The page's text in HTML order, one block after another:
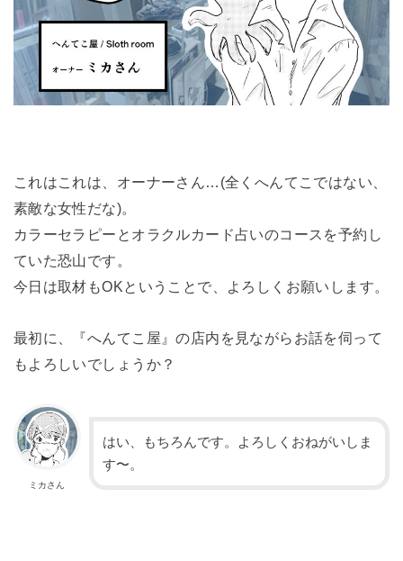
これはこれは、オーナーさん…(全くへんてこではない、
素敵な女性だな)。
カラーセラピーとオラクルカード占いのコースを予約し
ていた恐山です。
今日は取材もOKということで、よろしくお願いします。
最初に、『へんてこ屋』の店内を見ながらお話を伺って
もよろしいでしょうか？
ミカさん
はい、もちろんです。よろしくおねがいしま
す〜。